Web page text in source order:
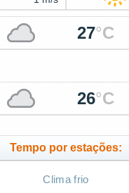
27°C
26°C
Tempo por estações:
Clima frio